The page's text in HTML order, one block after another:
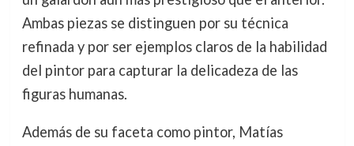
Ambas piezas se distinguen por su técnica
refinada y por ser ejemplos claros de la habilidad
del pintor para capturar la delicadeza de las
figuras humanas.
Además de su faceta como pintor, Matías